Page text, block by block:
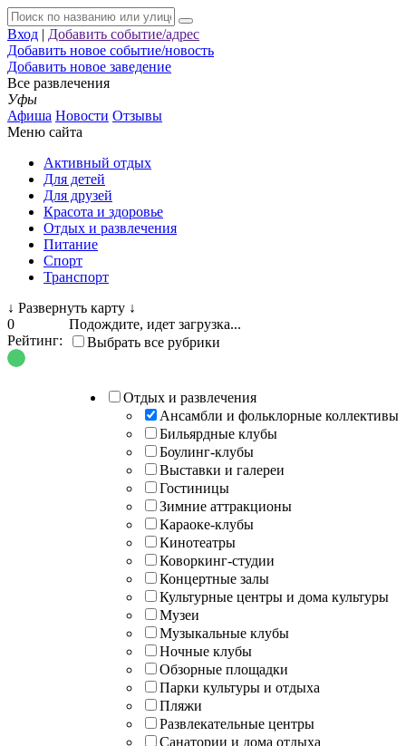
Вход | Добавить событие/адрес
Добавить новое событие/новость
Добавить новое заведение
Все развлечения
Уфы
Афиша Новости Отзывы
Меню сайта
Активный отдых
Для детей
Для друзей
Красота и здоровье
Отдых и развлечения
Питание
Спорт
Транспорт
↓ Развернуть карту ↓
Подождите, идет загрузка...
Выбрать все рубрики
Отдых и развлечения
Ансамбли и фольклорные коллективы
Бильярдные клубы
Боулинг-клубы
Выставки и галереи
Гостиницы
Зимние аттракционы
Караоке-клубы
Кинотеатры
Коворкинг-студии
Концертные залы
Культурные центры и дома культуры
Музеи
Музыкальные клубы
Ночные клубы
Обзорные площадки
Парки культуры и отдыха
Пляжи
Развлекательные центры
Санатории и дома отдыха
0
Рейтинг: